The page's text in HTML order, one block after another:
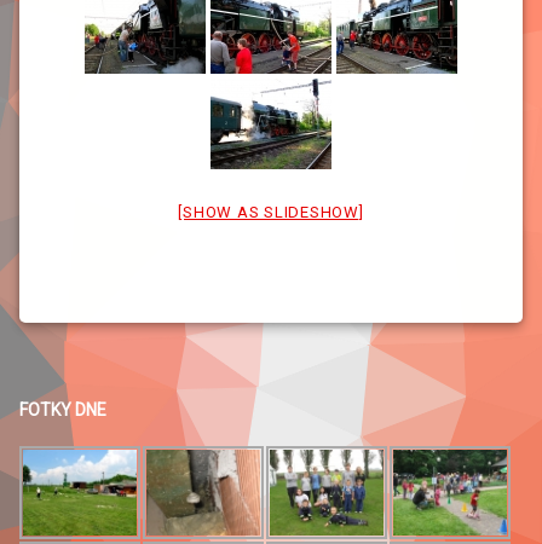
[SHOW AS SLIDESHOW]
FOTKY DNE